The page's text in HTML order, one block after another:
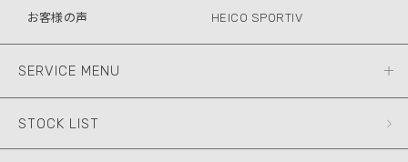
お客様の声
HEICO SPORTIV
SERVICE MENU
STOCK LIST